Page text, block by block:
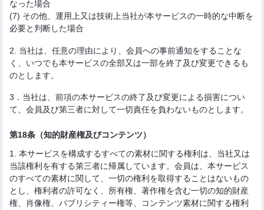
なった場合
(7) その他、運用上又は技術上当社が本サービスの一時的な中断を
必要と判断した場合
2. 当社は、任意の理由により、会員への事前通知をすることな
く、いつでも本サービスの全部又は一部を終了及び変更できるも
のとします。
3．当社は、前項の本サービスの終了及び変更による損害につい
て、会員及び第三者に対して一切責任を負わないものとします。
第18条（知的財産権及びコンテンツ）
1. 本サービスを構成するすべての素材に関する権利は、当社又は
当該権利を有する第三者に帰属しています。会員は、本サービス
のすべての素材に関して、一切の権利を取得することはないもの
とし、権利者の許可なく、所有権、著作権を含む一切の知的財産
権、肖像権、パブリシティー権等、コンテンツ素材に関する権利